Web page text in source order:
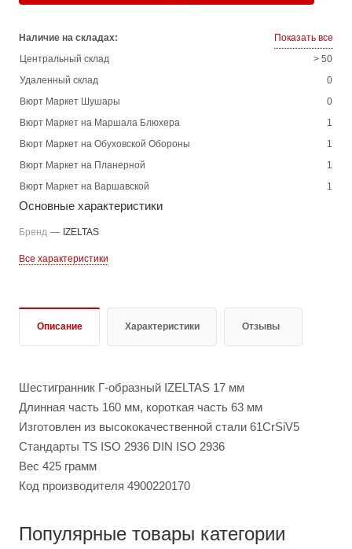
Наличие на складах:
Показать все
Центральный склад
> 50
Удаленный склад
0
Вюрт Маркет Шушары
0
Вюрт Маркет на Маршала Блюхера
1
Вюрт Маркет на Обуховской Обороны
1
Вюрт Маркет на Планерной
1
Вюрт Маркет на Варшавской
1
Основные характеристики
Бренд — IZELTAS
Все характеристики
Описание Характеристики Отзывы
Шестигранник Г-образный IZELTAS 17 мм
Длинная часть 160 мм, короткая часть 63 мм
Изготовлен из высококачественной стали 61CrSiV5
Стандарты TS ISO 2936 DIN ISO 2936
Вес 425 грамм
Код производителя 4900220170
Популярные товары категории